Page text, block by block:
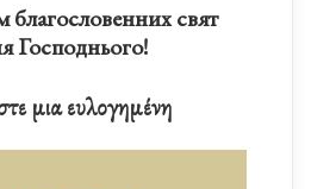
свят
Господнього!
μια ευλογημένη